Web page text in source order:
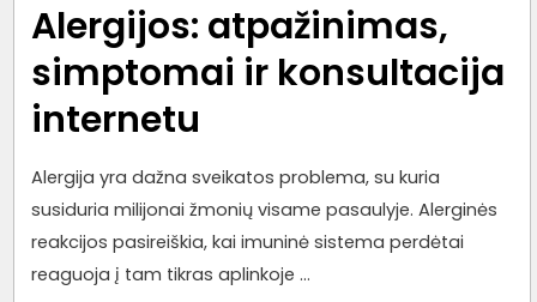
Alergijos: atpažinimas,
simptomai ir konsultacija
internetu
Alergija yra dažna sveikatos problema, su kuria
susiduria milijonai žmonių visame pasaulyje. Alerginės
reakcijos pasireiškia, kai imuninė sistema perdėtai
reaguoja į tam tikras aplinkoje …